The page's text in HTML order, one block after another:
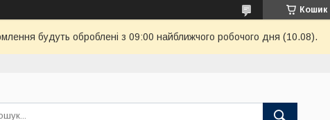
Кошик
будуть оброблені з 09:00 найближчого робочого дня (10.08).